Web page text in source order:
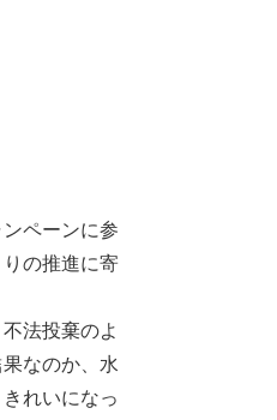
ペーンに参
の推進に寄
法投棄のよ
なのか、水
れいになっ